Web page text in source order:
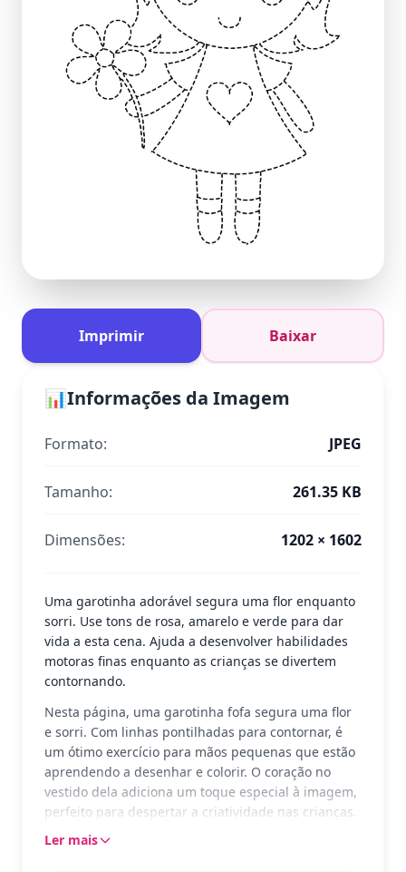
Imprimir Baixar
📊Informações da Imagem
Formato: JPEG
Tamanho: 261.35 KB
Dimensões: 1202 × 1602
Uma garotinha adorável segura uma flor enquanto
sorri. Use tons de rosa, amarelo e verde para dar
vida a esta cena. Ajuda a desenvolver habilidades
motoras finas enquanto as crianças se divertem
contornando.
Nesta página, uma garotinha fofa segura uma flor
e sorri. Com linhas pontilhadas para contornar, é
um ótimo exercício para mãos pequenas que estão
aprendendo a desenhar e colorir. O coração no
vestido dela adiciona um toque especial à imagem,
perfeito para despertar a criatividade nas crianças.
Parte da categoria 'Rastreamento para Meninas',
Ler mais